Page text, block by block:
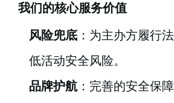
我们的核心服务价值
风险兜底 ：为主办方履行
低活动安全风险。
品牌护航：完善的安全保